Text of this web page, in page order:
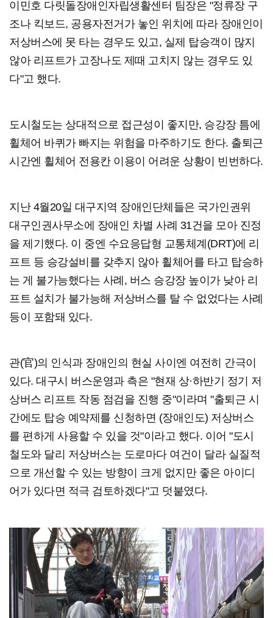
이민호 다릿돌장애인자립생활센터 팀장은 "정류장 구
조나 킥보드, 공용자전거가 놓인 위치에 따라 장애인이
저상버스에 못 타는 경우도 있고, 실제 탑승객이 많지
않아 리프트가 고장나도 제때 고치지 않는 경우도 있
다"고 했다.
도시철도는 상대적으로 접근성이 좋지만, 승강장 틈에
휠체어 바퀴가 빠지는 위험을 마주하기도 한다. 출퇴근
시간엔 휠체어 전용칸 이용이 어려운 상황이 빈번하다.
지난 4월20일 대구지역 장애인단체들은 국가인권위
대구인권사무소에 장애인 차별 사례 31건을 모아 진정
을 제기했다. 이 중엔 수요응답형 교통체계(DRT)에 리
프트 등 승강설비를 갖추지 않아 휠체어를 타고 탑승하
는 게 불가능했다는 사례, 버스 승강장 높이가 낮아 리
프트 설치가 불가능해 저상버스를 탈 수 없었다는 사례
등이 포함돼 있다.
관(官)의 인식과 장애인의 현실 사이엔 여전히 간극이
있다. 대구시 버스운영과 측은 "현재 상·하반기 정기 저
상버스 리프트 작동 점검을 진행 중"이라며 "출퇴근 시
간에도 탑승 예약제를 신청하면 (장애인도) 저상버스
를 편하게 사용할 수 있을 것"이라고 했다. 이어 "도시
철도와 달리 저상버스는 도로마다 여건이 달라 실질적
으로 개선할 수 있는 방향이 크게 없지만 좋은 아이디
어가 있다면 적극 검토하겠다"고 덧붙였다.